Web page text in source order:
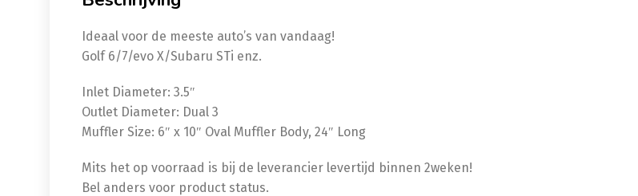
Ideaal voor de meeste auto’s van vandaag!
Golf 6/7/evo X/Subaru STi enz.
Inlet Diameter: 3.5″
Outlet Diameter: Dual 3
Muffler Size: 6″ x 10″ Oval Muffler Body, 24″ Long
Mits het op voorraad is bij de leverancier levertijd binnen 2weken!
Bel anders voor product status.